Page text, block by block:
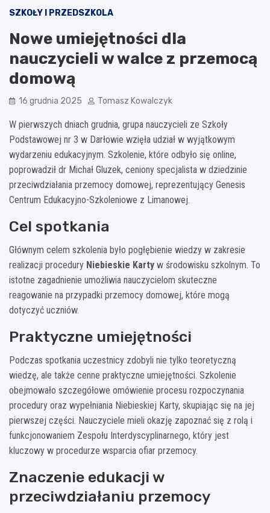
SZKOŁY I PRZEDSZKOLA
Nowe umiejętności dla
nauczycieli w walce z przemocą
domową
16 grudnia 2025 Tomasz Kowalczyk
W pierwszych dniach grudnia, grupa nauczycieli ze Szkoły
Podstawowej nr 3 w Darłowie wzięła udział w wyjątkowym
wydarzeniu edukacyjnym. Szkolenie, które odbyło się online,
poprowadził dr Michał Gluzek, ceniony specjalista w dziedzinie
przeciwdziałania przemocy domowej, reprezentujący Genesis
Centrum Edukacyjno-Szkoleniowe z Limanowej.
Cel spotkania
Głównym celem szkolenia było pogłębienie wiedzy w zakresie
realizacji procedury Niebieskie Karty w środowisku szkolnym. To
istotne zagadnienie umożliwia nauczycielom skuteczne
reagowanie na przypadki przemocy domowej, które mogą
dotyczyć uczniów.
Praktyczne umiejętności
Podczas spotkania uczestnicy zdobyli nie tylko teoretyczną
wiedzę, ale także cenne praktyczne umiejętności. Szkolenie
obejmowało szczegółowe omówienie procesu rozpoczynania
procedury oraz wypełniania Niebieskiej Karty, skupiając się na jej
pierwszej części. Nauczyciele mieli okazję zapoznać się z rolą i
funkcjonowaniem Zespołu Interdyscyplinarnego, który jest
kluczowy w procedurze wsparcia ofiar przemocy.
Znaczenie edukacji w
przeciwdziałaniu przemocy